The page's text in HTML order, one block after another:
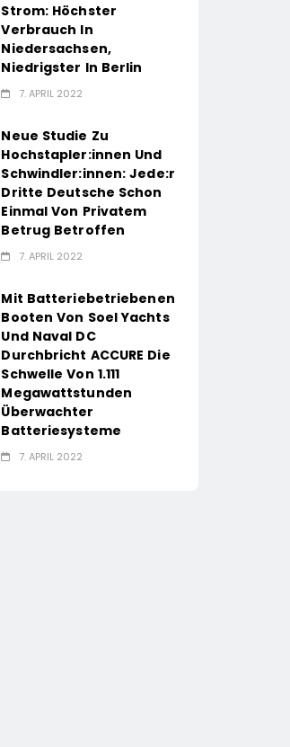
Strom: Höchster
Verbrauch In
Niedersachsen,
Niedrigster In Berlin
7. APRIL 2022
Neue Studie Zu
Hochstapler:innen Und
Schwindler:innen: Jede:r
Dritte Deutsche Schon
Einmal Von Privatem
Betrug Betroffen
7. APRIL 2022
Mit Batteriebetriebenen
Booten Von Soel Yachts
Und Naval DC
Durchbricht ACCURE Die
Schwelle Von 1.111
Megawattstunden
Überwachter
Batteriesysteme
7. APRIL 2022